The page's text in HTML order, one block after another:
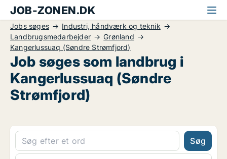
JOB-ZONEN.DK
Jobs søges
Industri, håndværk og teknik
Landbrugsmedarbejder
Grønland
Kangerlussuaq (Søndre Strømfjord)
Job søges som landbrug i
Kangerlussuaq (Søndre
Strømfjord)
Søg